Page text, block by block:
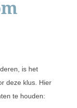
is het
deze klus. Hier
te houden: